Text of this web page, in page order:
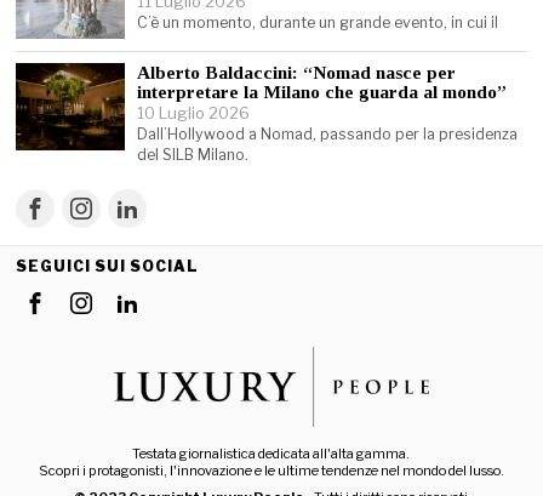
C’è un momento, durante un grande evento, in cui il
Alberto Baldaccini: “Nomad nasce per
interpretare la Milano che guarda al mondo”
10 Luglio 2026
Dall’Hollywood a Nomad, passando per la presidenza
del SILB Milano.
SEGUICI SUI SOCIAL
Testata giornalistica dedicata all'alta gamma.
Scopri i protagonisti, l'innovazione e le ultime tendenze nel mondo del lusso.